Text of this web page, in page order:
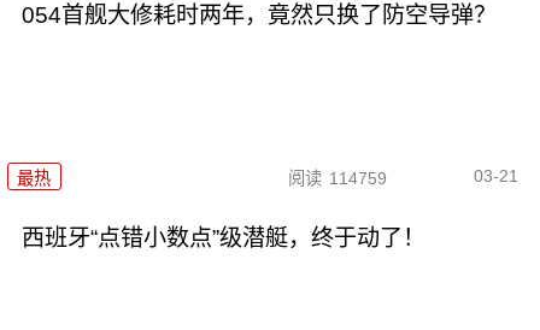
054首舰大修耗时两年，竟然只换了防空导弹？
最热 阅读 114759 03-21
西班牙“点错小数点”级潜艇，终于动了！